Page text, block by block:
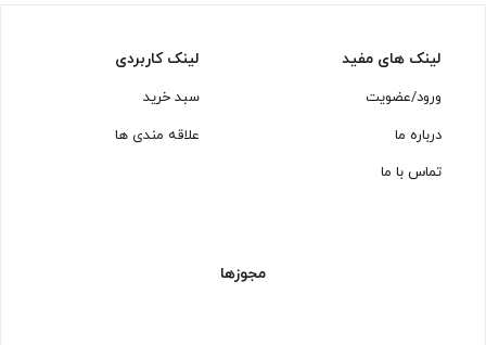
لینک های مفید
ورود/عضویت
درباره ما
تماس با ما
لینک کاربردی
سبد خرید
علاقه مندی ها
مجوزها